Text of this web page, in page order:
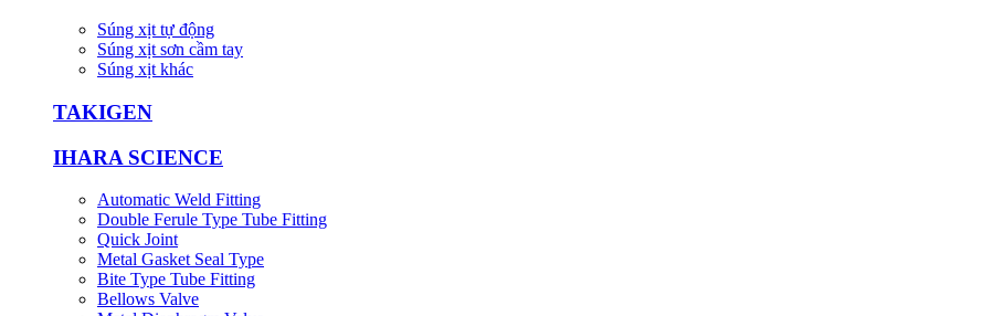
Súng xịt tự động
Súng xịt sơn cầm tay
Súng xịt khác
TAKIGEN
IHARA SCIENCE
Automatic Weld Fitting
Double Ferule Type Tube Fitting
Quick Joint
Metal Gasket Seal Type
Bite Type Tube Fitting
Bellows Valve